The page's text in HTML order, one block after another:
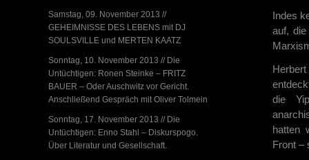
Samstag, 09. November 2013 //
GEHEIMNISSE DES LEBENS mit DJ
SOULSVILLE und MERTEN KAATZ
Sonntag, 10. November 2013 // Die
Untüchtigen: Ronen Steinke – FRITZ
BAUER – Oder Auschwitz vor Gericht.
Anschließend Gespräch mit Oliver Tolmein
Sonntag, 17. November 2013 // Die
Untüchtigen: Enno Stahl – Diskurspogo.
Über Literatur und Gesellschaft.
Indes
auf,
die
hatten
Front –